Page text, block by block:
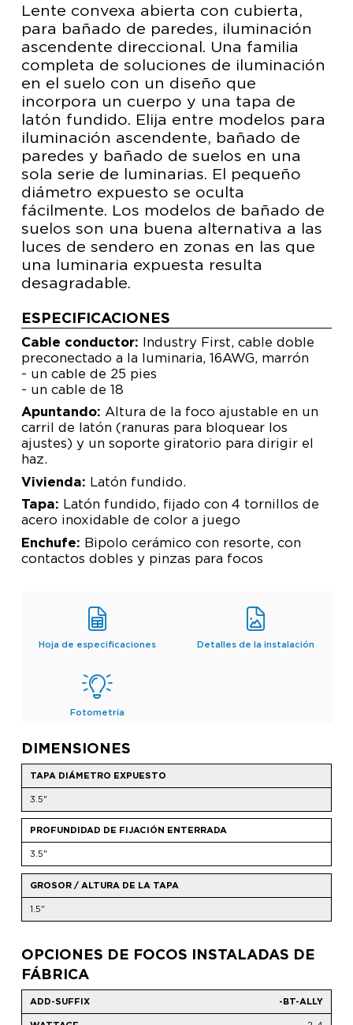
Lente convexa abierta con cubierta,
para bañado de paredes, iluminación
ascendente direccional. Una familia
completa de soluciones de iluminación
en el suelo con un diseño que
incorpora un cuerpo y una tapa de
latón fundido. Elija entre modelos para
iluminación ascendente, bañado de
paredes y bañado de suelos en una
sola serie de luminarias. El pequeño
diámetro expuesto se oculta
fácilmente. Los modelos de bañado de
suelos son una buena alternativa a las
luces de sendero en zonas en las que
una luminaria expuesta resulta
desagradable.
ESPECIFICACIONES
Cable conductor: Industry First, cable doble
preconectado a la luminaria, 16AWG, marrón
- un cable de 25 pies
- un cable de 18
Apuntando: Altura de la foco ajustable en un
carril de latón (ranuras para bloquear los
ajustes) y un soporte giratorio para dirigir el
haz.
Vivienda: Latón fundido.
Tapa: Latón fundido, fijado con 4 tornillos de
acero inoxidable de color a juego
Enchufe: Bipolo cerámico con resorte, con
contactos dobles y pinzas para focos
Hoja de especificaciones Detalles de la instalación
Fotometría
DIMENSIONES
TAPA DIÁMETRO EXPUESTO
3.5"
PROFUNDIDAD DE FIJACIÓN ENTERRADA
3.5"
GROSOR / ALTURA DE LA TAPA
1.5"
OPCIONES DE FOCOS INSTALADAS DE
FÁBRICA
-BT-ALLY